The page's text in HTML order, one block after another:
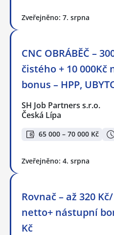
Zveřejněno: 7. srpna
CNC OBRÁBĚČ –
čistého + 10 000Kč
bonus – HPP,
SH Job Partners s.r.o.
Česká Lípa
65 000 – 70 000 Kč
Zveřejněno: 4. srpna
Rovnač – až 320
netto+ nástupní
Kč